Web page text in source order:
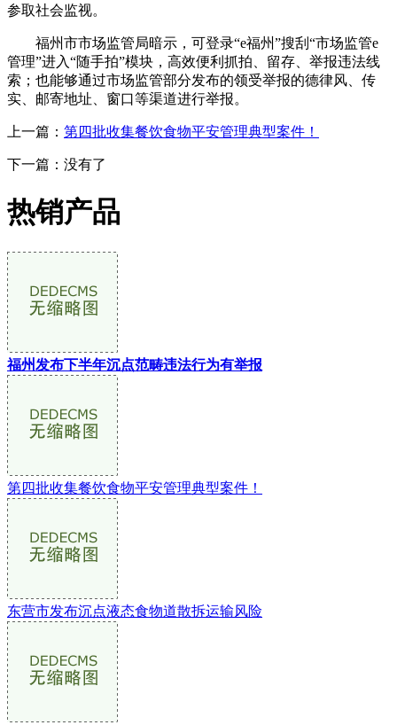
参取社会监视。
福州市市场监管局暗示，可登录“e福州”搜刮“市场监管e
管理”进入“随手拍”模块，高效便利抓拍、留存、举报违法线
索；也能够通过市场监管部分发布的领受举报的德律风、传
实、邮寄地址、窗口等渠道进行举报。
上一篇： 第四批收集餐饮食物平安管理典型案件！
下一篇：没有了
热销产品
福州发布下半年沉点范畴违法行为有举报
第四批收集餐饮食物平安管理典型案件！
东营市发布沉点液态食物道散拆运输风险